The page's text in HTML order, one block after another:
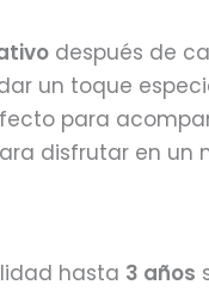
después de
un toque
para
disfrutar en un
hasta 3 años